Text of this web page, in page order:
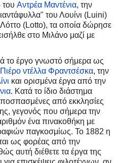
Αντρέα Μαντένια, την
του Λουίνι (Luini)
(Lotto), τα οποία δώρησε
στο Μιλάνο μαζί με
το έργο γνωστό σήμερα ως
Πιέρο ντέλλα Φραντσέσκα, την
και ορισμένα έργα από την
. Κατά το ίδιο διάστημα
από εκκλησίες
γεγονός που σήμερα την
ένα πινακοθήκη με
παγκοσμίως. Το 1882 η
ως φορέας από την
αυτή διέθετε τα έργα της